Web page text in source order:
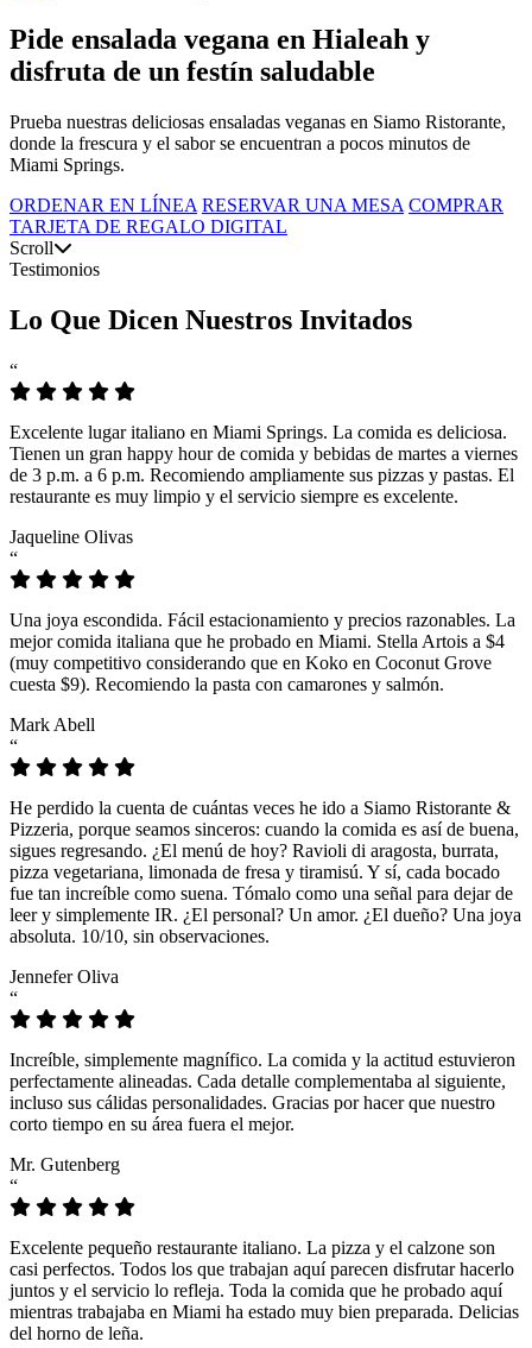
Pide ensalada vegana en Hialeah y
disfruta de un festín saludable
Prueba nuestras deliciosas ensaladas veganas en Siamo Ristorante,
donde la frescura y el sabor se encuentran a pocos minutos de
Miami Springs.
ORDENAR EN LÍNEA RESERVAR UNA MESA COMPRAR
TARJETA DE REGALO DIGITAL
Scroll
Testimonios
Lo Que Dicen Nuestros Invitados
“
Excelente lugar italiano en Miami Springs. La comida es deliciosa.
Tienen un gran happy hour de comida y bebidas de martes a viernes
de 3 p.m. a 6 p.m. Recomiendo ampliamente sus pizzas y pastas. El
restaurante es muy limpio y el servicio siempre es excelente.
Jaqueline Olivas
“
Una joya escondida. Fácil estacionamiento y precios razonables. La
mejor comida italiana que he probado en Miami. Stella Artois a $4
(muy competitivo considerando que en Koko en Coconut Grove
cuesta $9). Recomiendo la pasta con camarones y salmón.
Mark Abell
“
He perdido la cuenta de cuántas veces he ido a Siamo Ristorante &
Pizzeria, porque seamos sinceros: cuando la comida es así de buena,
sigues regresando. ¿El menú de hoy? Ravioli di aragosta, burrata,
pizza vegetariana, limonada de fresa y tiramisú. Y sí, cada bocado
fue tan increíble como suena. Tómalo como una señal para dejar de
leer y simplemente IR. ¿El personal? Un amor. ¿El dueño? Una joya
absoluta. 10/10, sin observaciones.
Jennefer Oliva
“
Increíble, simplemente magnífico. La comida y la actitud estuvieron
perfectamente alineadas. Cada detalle complementaba al siguiente,
incluso sus cálidas personalidades. Gracias por hacer que nuestro
corto tiempo en su área fuera el mejor.
Mr. Gutenberg
“
Excelente pequeño restaurante italiano. La pizza y el calzone son
casi perfectos. Todos los que trabajan aquí parecen disfrutar hacerlo
juntos y el servicio lo refleja. Toda la comida que he probado aquí
mientras trabajaba en Miami ha estado muy bien preparada. Delicias
del horno de leña.